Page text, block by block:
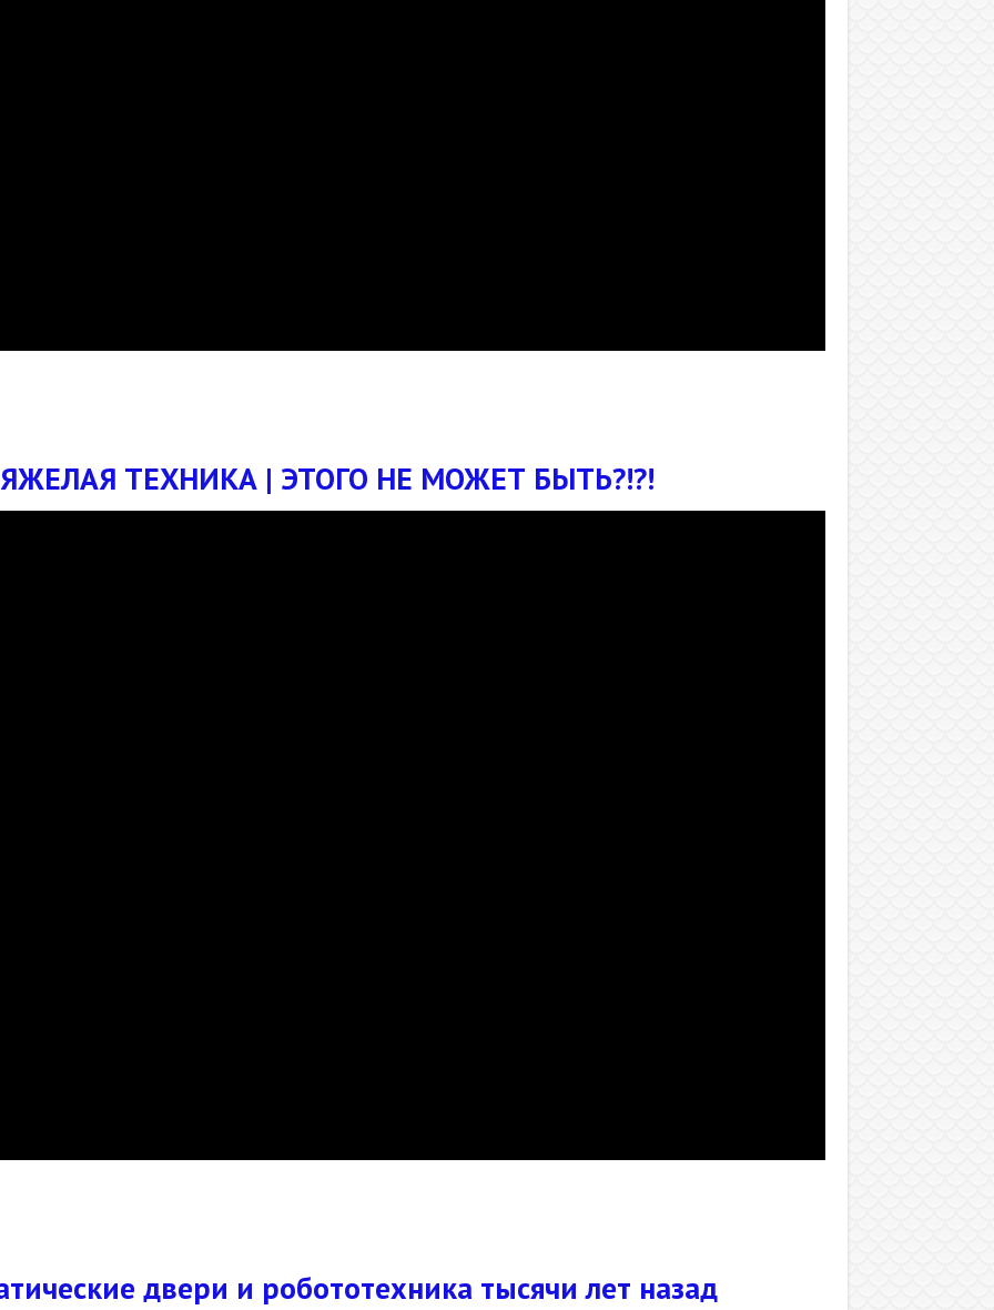
ТЕХНИКА | ЭТОГО НЕ МОЖЕТ БЫТЬ?!?!
двери и робототехника тысячи лет назад